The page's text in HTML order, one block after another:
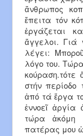
ἄνθρωπος
ἔπειτα τόν
ἐργάζεται
ἄγγελοι. Γιά
λέγει:
λόγο του.
στήν
ἀπό τά ἔργα
ἐννοεῖ
τώρα ἀκόμη
πατέρας μου